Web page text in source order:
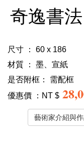
奇逸書
尺寸 ： 60 x 186
材質 ： 墨、宣紙
是否附框：
需配框
優惠價 ：NT $